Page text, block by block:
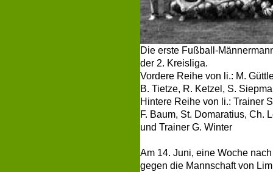
Die erste Fußball-
der 2. Kreisliga.
Vordere Reihe von li.: M.
B. Tietze, R. Ketzel, S.
Hintere Reihe von li.: Trainer
F. Baum, St. Domaratius, Ch.
und Trainer G. Winter
Am 14. Juni, eine Woche
gegen die Mannschaft von